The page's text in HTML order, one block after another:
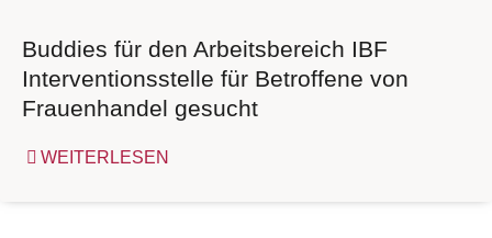
Buddies für den Arbeitsbereich IBF
Interventionsstelle für Betroffene von
Frauenhandel gesucht
WEITERLESEN